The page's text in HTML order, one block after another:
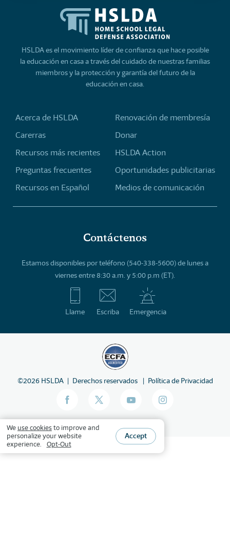
HSLDA es el movimiento líder de confianza que hace posible
la educación en casa a través del cuidado de nuestras familias
miembros y la protección y garantía del futuro de la
educación en casa.
Acerca de HSLDA
Carerras
Recursos más recientes
Preguntas frecuentes
Recursos en Español
Renovación de membresía
Donar
HSLDA Action
Oportunidades publicitarias
Medios de comunicación
Contáctenos
Estamos disponibles por teléfono (540-338-5600) de lunes a
viernes entre 8:30 a.m. y 5:00 p.m (ET).
Llame Escriba Emergencia
©2026 HSLDA Derechos reservados Política de Privacidad
We use cookiesto improve and
personalize your website
experience.
Opt-Out
Accept